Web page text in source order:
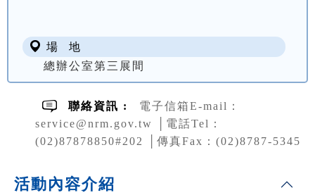
場 地
總辦公室第三展間
聯絡資訊 :
電子信箱E-mail：
service@nrm.gov.tw │電話Tel：
(02)87878850#202 │傳真Fax：(02)8787-5345
活動內容介紹